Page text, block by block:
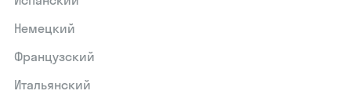
Немецкий
Французский
Итальянский